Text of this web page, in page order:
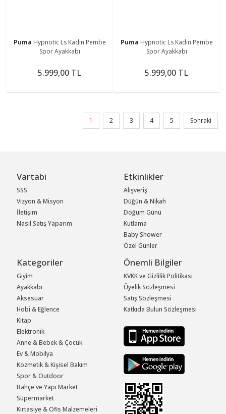
Puma Hypnotic Ls Kadın Pembe
Spor Ayakkabı
5.999,00 TL
Puma Hypnotic Ls Kadın Pembe
Spor Ayakkabı
5.999,00 TL
1 2 3 4 5 Sonraki
Vartabi
SSS
Vizyon & Misyon
İletişim
Nasıl Satış Yaparım
Etkinlikler
Alışveriş
Düğün & Nikah
Doğum Günü
Kutlama
Baby Shower
Özel Günler
Kategoriler
Giyim
Ayakkabı
Aksesuar
Hobi & Eğlence
Kitap
Elektronik
Anne & Bebek & Çocuk
Ev & Mobilya
Kozmetik & Kişisel Bakım
Spor & Outdoor
Bahçe ve Yapı Market
Süpermarket
Kırtasiye & Ofis Malzemeleri
Önemli Bilgiler
KVKK ve Gizlilik Politikası
Üyelik Sözleşmesi
Satış Sözleşmesi
Katkıda Bulun Sözleşmesi